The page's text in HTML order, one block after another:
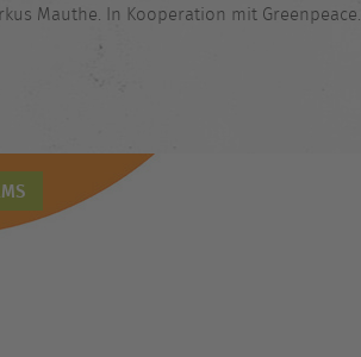
Mauthe. In Kooperation mit Greenpeace.